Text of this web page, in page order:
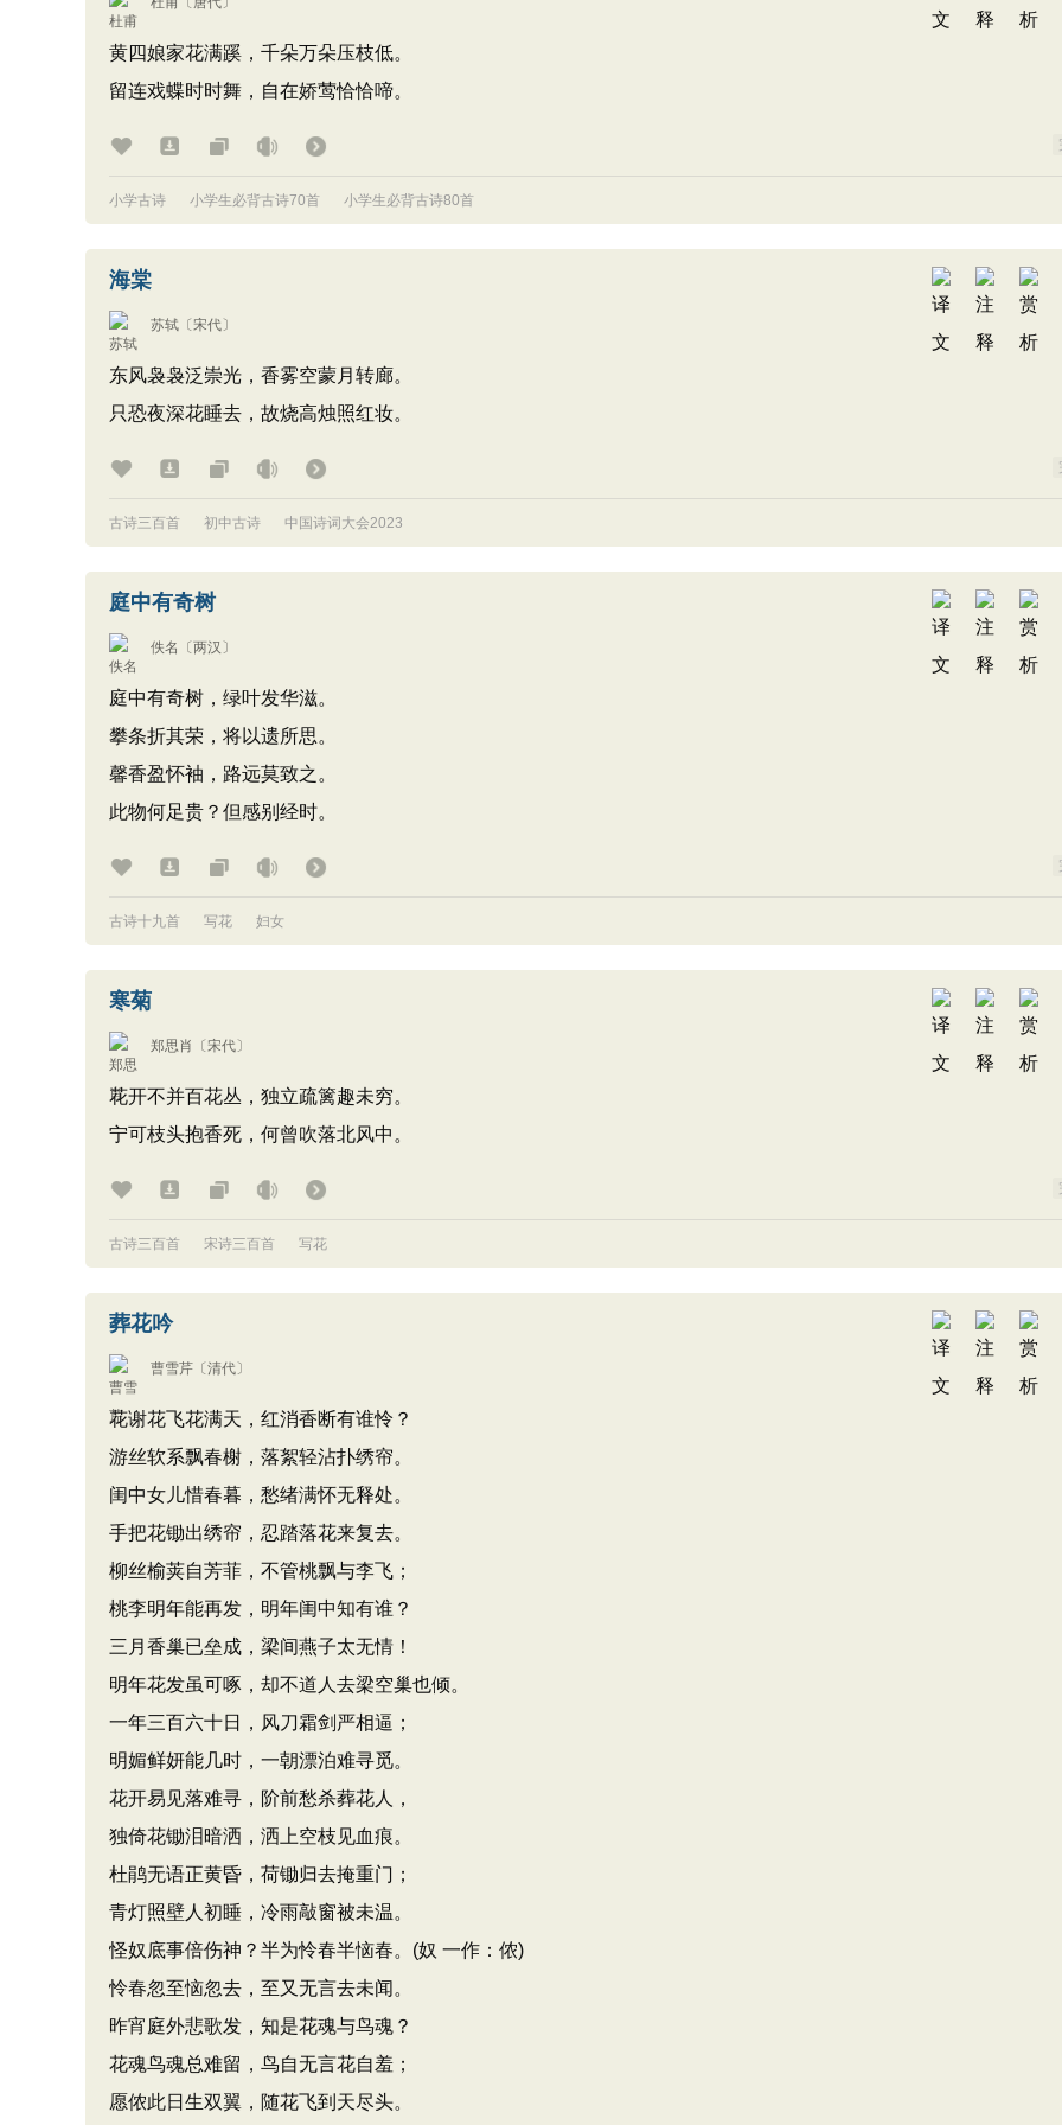
黄四娘家花满蹊，千朵万朵压枝低。
留连戏蝶时时舞，自在娇莺恰恰啼。
小学古诗 小学生必背古诗70首 小学生必背古诗80首
海棠
苏轼 〔宋代〕
东风袅袅泛崇光，香雾空蒙月转廊。
只恐夜深花睡去，故烧高烛照红妆。
古诗三百首 初中古诗 中国诗词大会2023
庭中有奇树
佚名 〔两汉〕
庭中有奇树，绿叶发华滋。
攀条折其荣，将以遗所思。
馨香盈怀袖，路远莫致之。
此物何足贵？但感别经时。
古诗十九首 写花 妇女
寒菊
郑思肖 〔宋代〕
花开不并百花丛，独立疏篱趣未穷。
宁可枝头抱香死，何曾吹落北风中。
古诗三百首 宋诗三百首 写花
葬花吟
曹雪芹 〔清代〕
花谢花飞花满天，红消香断有谁怜？
游丝软系飘春榭，落絮轻沾扑绣帘。
闺中女儿惜春暮，愁绪满怀无释处。
手把花锄出绣帘，忍踏落花来复去。
柳丝榆荚自芳菲，不管桃飘与李飞；
桃李明年能再发，明年闺中知有谁？
三月香巢已垒成，梁间燕子太无情！
明年花发虽可啄，却不道人去梁空巢也倾。
一年三百六十日，风刀霜剑严相逼；
明媚鲜妍能几时，一朝漂泊难寻觅。
花开易见落难寻，阶前愁杀葬花人，
独倚花锄泪暗洒，洒上空枝见血痕。
杜鹃无语正黄昏，荷锄归去掩重门；
青灯照壁人初睡，冷雨敲窗被未温。
怪奴底事倍伤神？半为怜春半恼春。(奴 一作：侬)
怜春忽至恼忽去，至又无言去未闻。
昨宵庭外悲歌发，知是花魂与鸟魂？
花魂鸟魂总难留，鸟自无言花自羞；
愿侬此日生双翼，随花飞到天尽头。